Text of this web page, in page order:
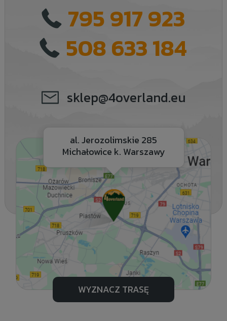
795 917 923
508 633 184
sklep@4overland.eu
al. Jerozolimskie 285
Michałowice k. Warszawy
WYZNACZ TRASĘ